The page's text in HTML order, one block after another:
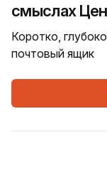
смыслах
Коротко,
почтовый ящик